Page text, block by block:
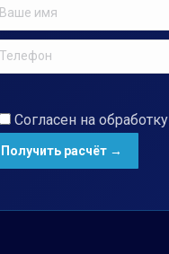
Согласен на обработку